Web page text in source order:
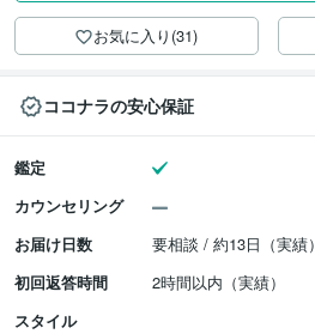
お気に入り(31)
ココナラの安心保証
鑑定
カウンセリング
お届け日数
要相談 / 約13日（実績）
初回返答時間
2時間以内（実績）
スタイル